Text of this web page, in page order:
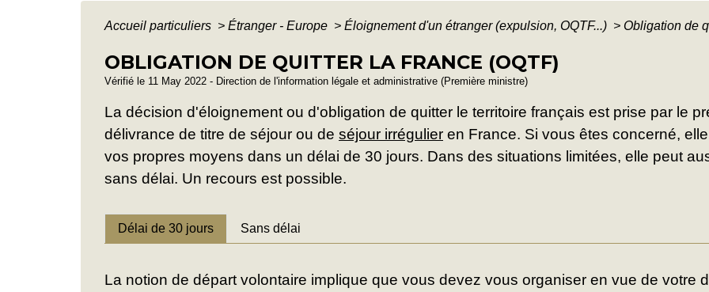
Accueil particuliers > Étranger - Europe > Éloignement d'un étranger (expulsion, OQTF...) > Obligation de
OBLIGATION DE QUITTER LA FRANCE (OQTF)
Vérifié le 11 May 2022 - Direction de l'information légale et administrative (Première ministre)
La décision d'éloignement ou d'obligation de quitter le territoire français est prise par le
délivrance de titre de séjour ou de séjour irrégulier en France. Si vous êtes concerné,
vos propres moyens dans un délai de 30 jours. Dans des situations limitées, elle peut
sans délai. Un recours est possible.
Délai de 30 jours Sans délai
La notion de départ volontaire implique que vous devez vous organiser en vue de votre